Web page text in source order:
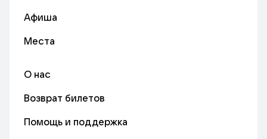
Афиша
Места
О нас
Возврат билетов
Помощь и поддержка